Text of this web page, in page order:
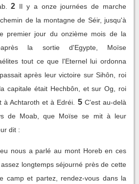
2 Il y a onze journées de marche
de la montagne de Séir, jusqu'à
premier jour du onzième mois de la
la sortie d'Egypte, Moïse
tout ce que l'Eternel lui ordonna
après leur victoire sur Sihôn, roi
capitale était Hechbôn, et sur Og, roi
Achtaroth et à Edréi.
5 C'est au-delà
de Moab, que Moïse se mit à leur
dit :
nous a parlé au mont Horeb en ces
longtemps séjourné près de cette
camp et partez, rendez-vous dans la